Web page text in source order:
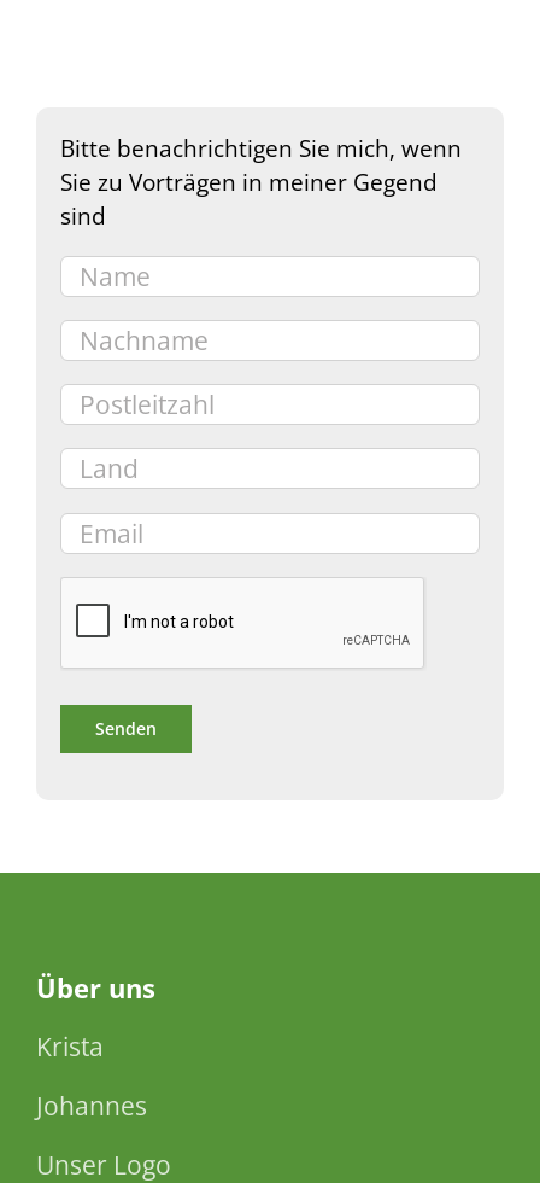
Bitte benachrichtigen Sie mich, wenn
Sie zu Vorträgen in meiner Gegend
sind
Über uns
Krista
Johannes
Unser Logo